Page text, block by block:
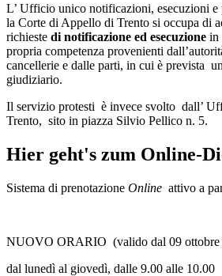
L’ Ufficio unico notificazioni, esecuzioni e
la Corte di Appello di Trento si occupa di
richieste di notificazione ed esecuzione in
propria competenza provenienti
cancellerie e dalle parti, in cui è prevista
giudiziario.
Il servizio protesti è invece svolto dall’
Trento, sito in piazza Silvio Pellico n. 5.
Hier geht's zum Online-
Sistema di prenotazione Online attivo a
NUOVO ORARIO (valido dal 09 ottobre
dal lunedì al giovedì, dalle 9.00 alle 10.00